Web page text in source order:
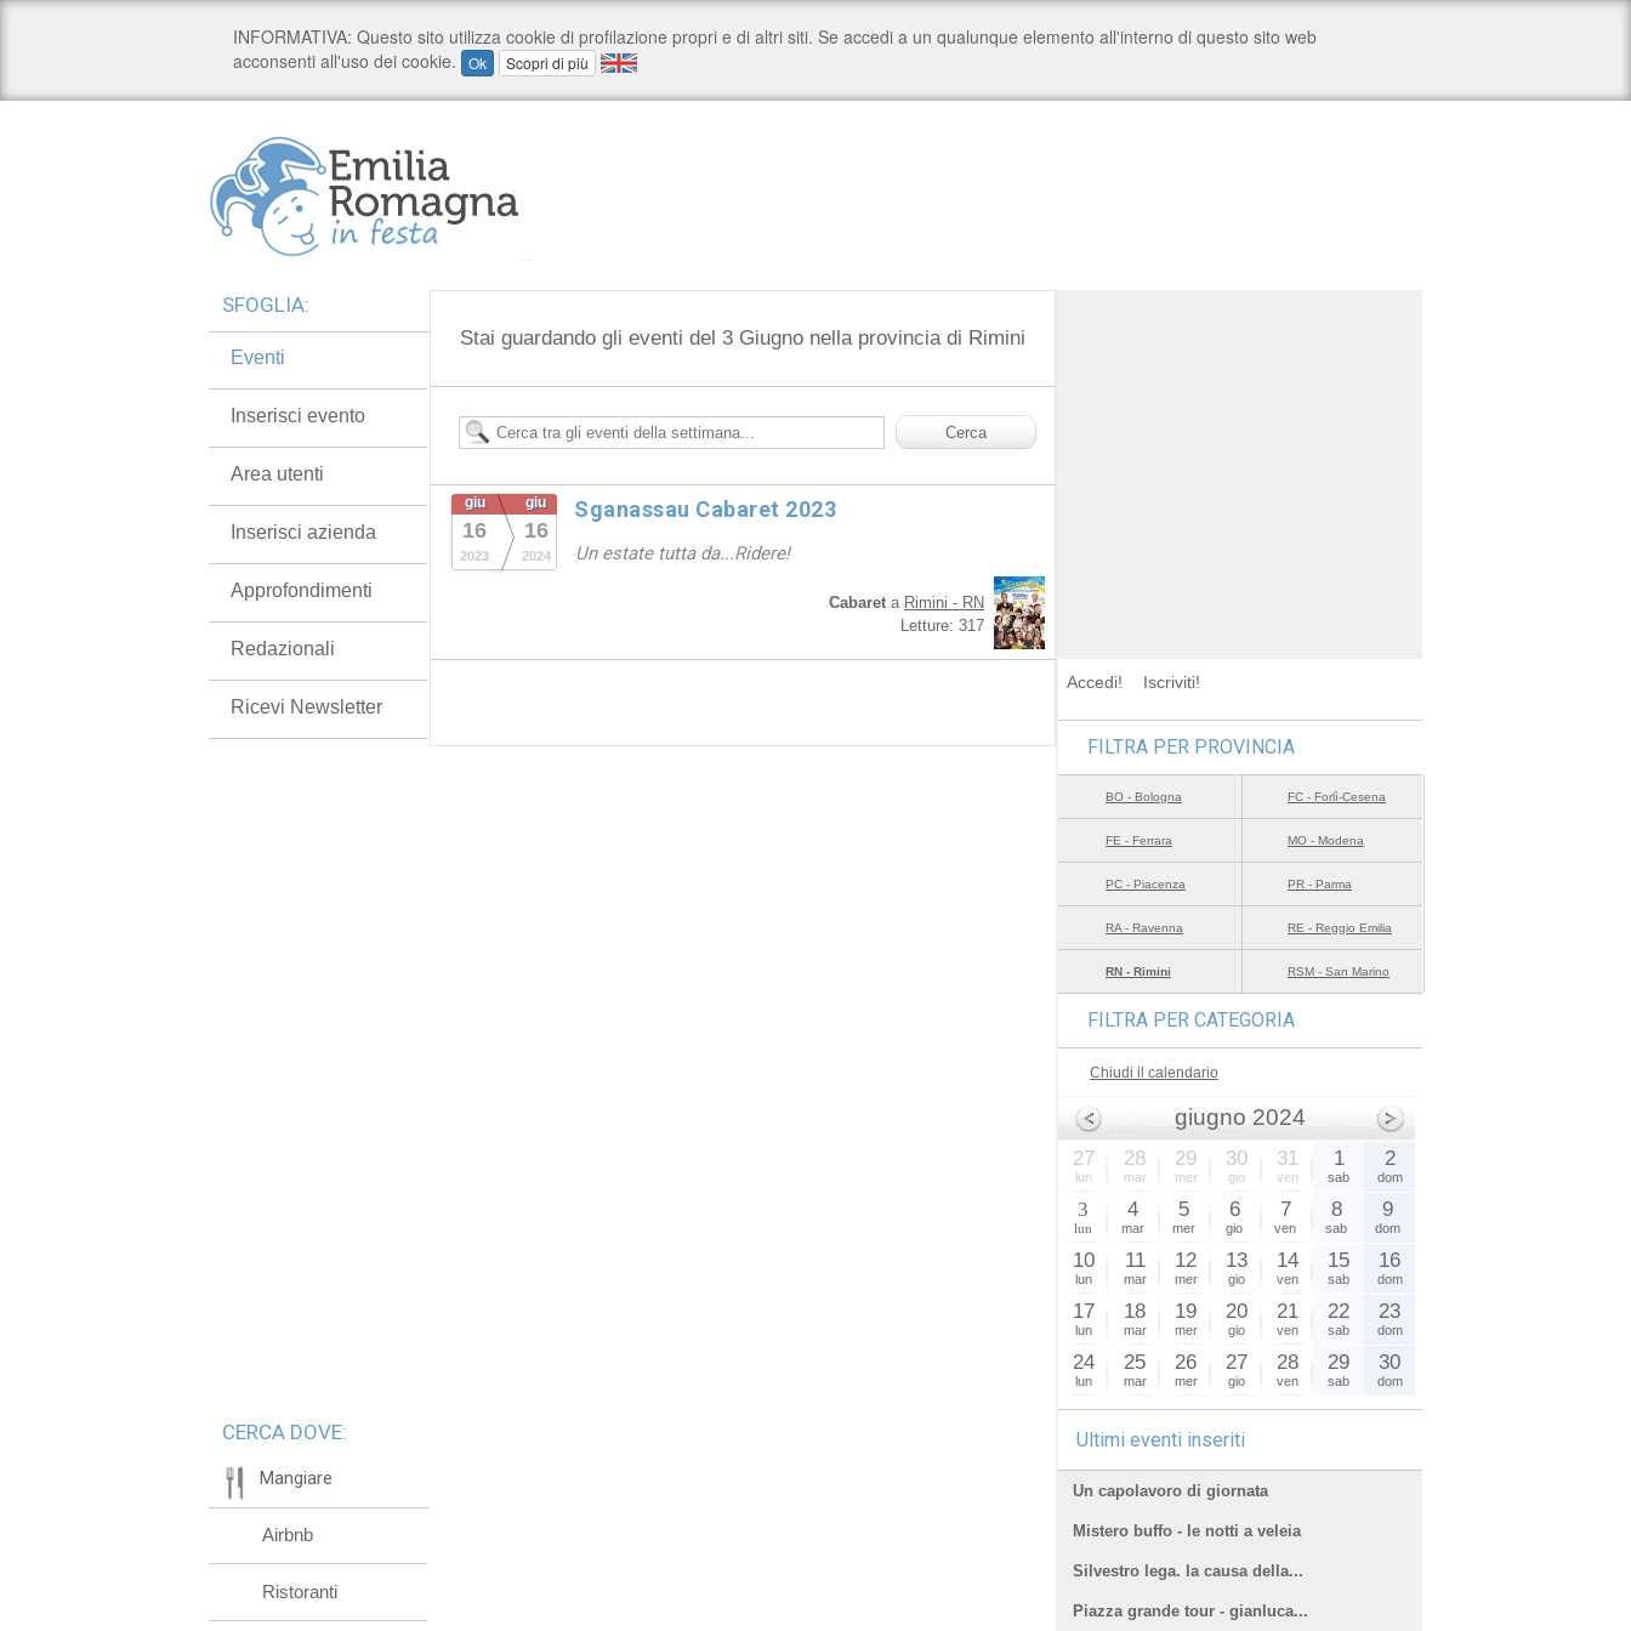
Stai guardando gli eventi del 3 Giugno nella provincia di Rimini
giu
16
2023
giu
16
2024
Sganassau Cabaret 2023
Un estate tutta da...Ridere!
Cabaret a Rimini - RN
Letture: 317
SFOGLIA:
Eventi
Inserisci evento
Area utenti
Inserisci azienda
Approfondimenti
Redazionali
Ricevi Newsletter
CERCA DOVE:
Mangiare
Airbnb
Ristoranti
Accedi! Iscriviti!
FILTRA PER PROVINCIA
BO - Bologna FC - Forlì-Cesena
FE - Ferrara MO - Modena
PC - Piacenza PR - Parma
RA - Ravenna RE - Reggio Emilia
RN - Rimini RSM - San Marino
FILTRA PER CATEGORIA
Chiudi il calendario
giugno 2024
27
lun
28
mar
29
mer
30
gio
31
ven
1
sab
2
dom
3
lun
4
mar
5
mer
6
gio
7
ven
8
sab
9
dom
10
lun
11
mar
12
mer
13
gio
14
ven
15
sab
16
dom
17
lun
18
mar
19
mer
20
gio
21
ven
22
sab
23
dom
24
lun
25
mar
26
mer
27
gio
28
ven
29
sab
30
dom
Ultimi eventi inseriti
Un capolavoro di giornata
Mistero buffo - le notti a veleia
Silvestro lega. la causa della...
Piazza grande tour - gianluca...